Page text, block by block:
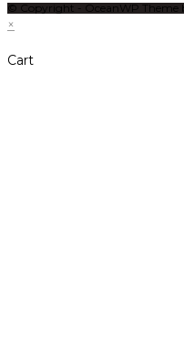
© Copyright - OceanWP Theme
×
Cart